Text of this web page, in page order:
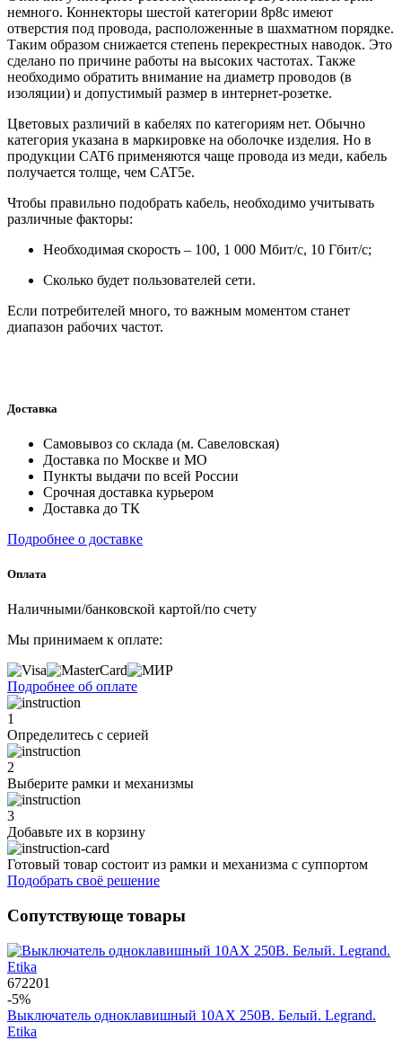
немного. Коннекторы шестой категории 8p8c имеют
отверстия под провода, расположенные в шахматном порядке.
Таким образом снижается степень перекрестных наводок. Это
сделано по причине работы на высоких частотах. Также
необходимо обратить внимание на диаметр проводов (в
изоляции) и допустимый размер в интернет-розетке.
Цветовых различий в кабелях по категориям нет. Обычно
категория указана в маркировке на оболочке изделия. Но в
продукции CAT6 применяются чаще провода из меди, кабель
получается толще, чем CAT5e.
Чтобы правильно подобрать кабель, необходимо учитывать
различные факторы:
Необходимая скорость – 100, 1 000 Мбит/с, 10 Гбит/с;
Сколько будет пользователей сети.
Если потребителей много, то важным моментом станет
диапазон рабочих частот.
Доставка
Самовывоз со склада (м. Савеловская)
Доставка по Москве и МО
Пункты выдачи по всей России
Срочная доставка курьером
Доставка до ТК
Подробнее о доставке
Оплата
Наличными/банковской картой/по счету
Мы принимаем к оплате:
Подробнее об оплате
1
Определитесь с серией
2
Выберите рамки и механизмы
3
Добавьте их в корзину
Готовый товар состоит из рамки и механизма с суппортом
Подобрать своё решение
Сопутствующе товары
672201
-5%
Выключатель одноклавишный 10AX 250В. Белый. Legrand.
Etika